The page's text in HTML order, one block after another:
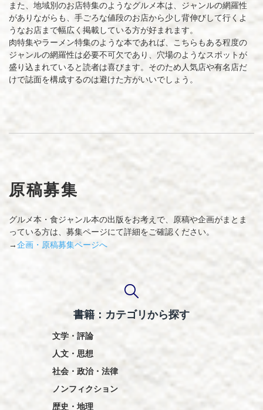
また、地域別のお店特集のようなグルメ本は、ジャンルの網羅性
がありながらも、手ごろな値段のお店から少し背伸びして行くよ
うなお店まで幅広く掲載している方が好まれます。
肉特集やラーメン特集のような本であれば、こちらもある程度の
ジャンルの網羅性は必要不可欠であり、穴場のようなスポットが
盛り込まれていると読者は喜びます。そのため人気店や有名店だ
けで誌面を構成するのは避けた方がいいでしょう。
原稿募集
グルメ本・食ジャンル本の出版をお考えで、原稿や企画がまとま
っている方は、募集ページにて詳細をご確認ください。
→企画・原稿募集ページへ
書籍：カテゴリから探す
文学・評論
人文・思想
社会・政治・法律
ノンフィクション
歴史・地理